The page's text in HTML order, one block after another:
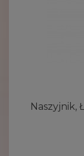
Naszyjnik,